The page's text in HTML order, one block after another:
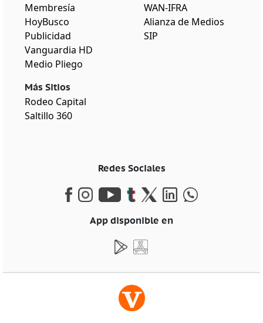
Membresía
HoyBusco
Publicidad
Vanguardia HD
Medio Pliego
Más Sitios
Rodeo Capital
Saltillo 360
WAN-IFRA
Alianza de Medios
SIP
Redes Sociales
App disponible en